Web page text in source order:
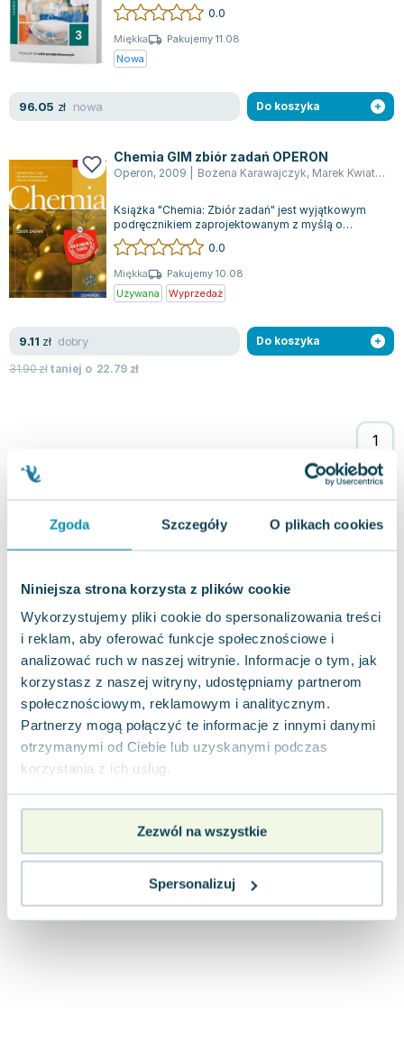
Zgoda Szczegóły O plikach cookies
Niniejsza strona korzysta z plików cookie
Wykorzystujemy pliki cookie do spersonalizowania treści
i reklam, aby oferować funkcje społecznościowe i
analizować ruch w naszej witrynie. Informacje o tym, jak
korzystasz z naszej witryny, udostępniamy partnerom
społecznościowym, reklamowym i analitycznym.
Partnerzy mogą połączyć te informacje z innymi danymi
otrzymanymi od Ciebie lub uzyskanymi podczas
korzystania z ich usług.
Zezwól na wszystkie
Spersonalizuj
Joseph Murphy
Jan Sztaudynger
Aleksander Puszkin
Małgorzata Ohme
Leszek Czarnecki
Joanna Racewicz
Maria Seweryn
Janina Zającówna
Eric Helms
Anna Prus (oprac.)
Nela Mała Reporterka
Barbara Wrzesińska
Terry Pratchett
Jacek Walkiewicz
i techników, którzy kontynuują...
0.0
Miękka
Pakujemy 11.08
Nowa
96.05 zł nowa Do koszyka
Chemia GIM zbiór zadań OPERON
Operon, 2009 Bożena Karawajczyk, Marek Kwiatkowski
Książka "Chemia: Zbiór zadań" jest wyjątkowym
podręcznikiem zaprojektowanym z myślą o
uczniach gimnazjum. Autorzy Bożena Karawajcz...
0.0
Miękka
Pakujemy 10.08
Używana
Wyprzedaż
9.11 zł dobry
31.90złtaniej o 22.79 zł
Do koszyka